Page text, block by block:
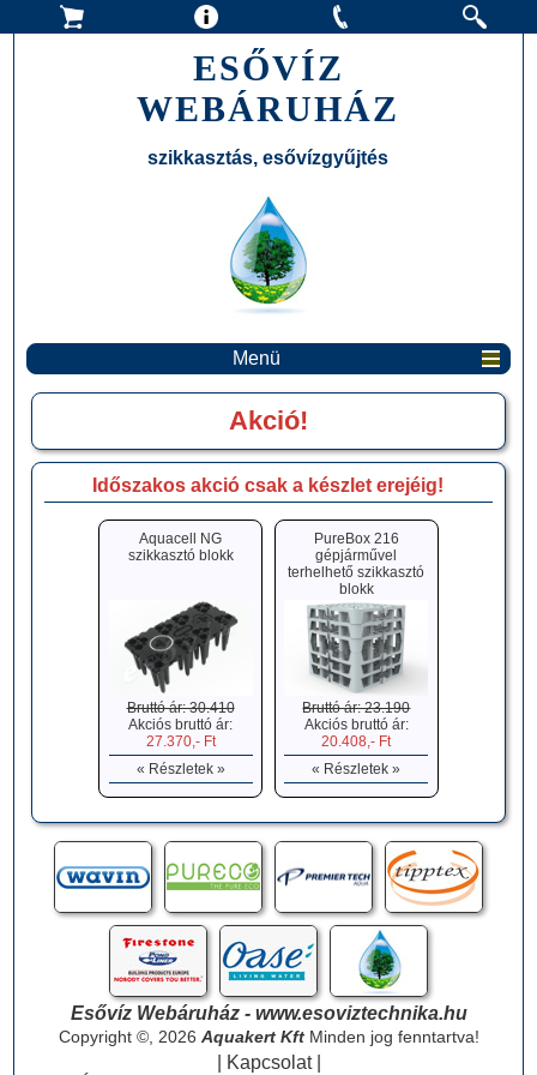
ESŐVÍZ
WEBÁRUHÁZ
szikkasztás, esővízgyűjtés
Menü
Akció!
Időszakos akció csak a készlet erejéig!
Aquacell NG
szikkasztó blokk
Bruttó ár: 30.410
Akciós bruttó ár:
27.370,- Ft
« Részletek »
PureBox 216
gépjárművel
terhelhető szikkasztó
blokk
Bruttó ár: 23.190
Akciós bruttó ár:
20.408,- Ft
« Részletek »
Esővíz Webáruház - www.esoviztechnika.hu
Copyright ©, 2026 Aquakert KftMinden jog fenntartva!
Kapcsolat|